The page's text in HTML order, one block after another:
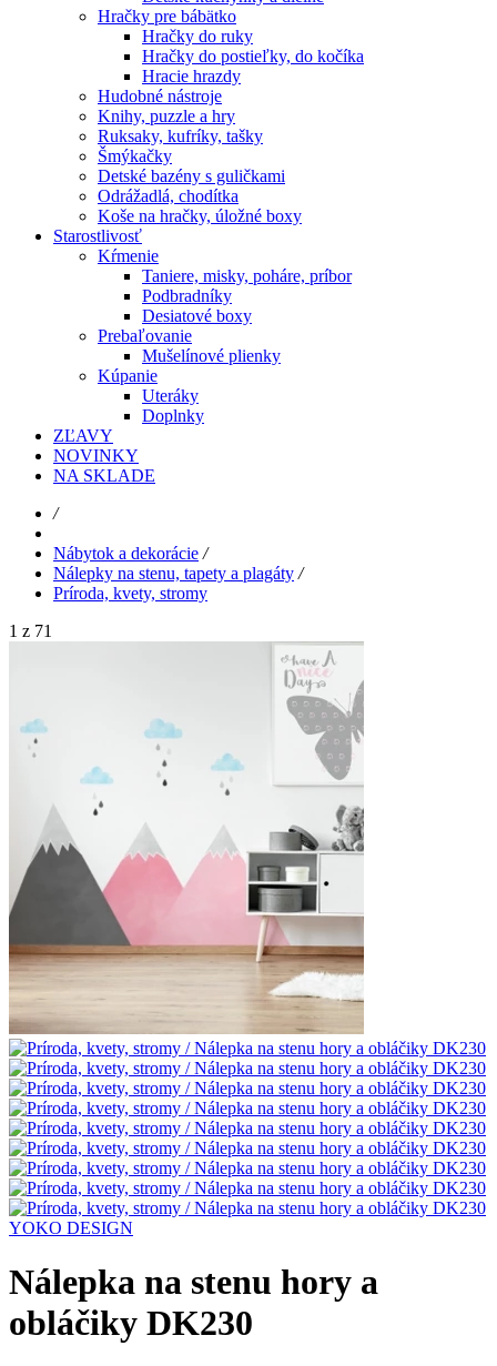
Hračky pre bábätko
Hračky do ruky
Hračky do postieľky, do kočíka
Hracie hrazdy
Hudobné nástroje
Knihy, puzzle a hry
Ruksaky, kufríky, tašky
Šmýkačky
Detské bazény s guličkami
Odrážadlá, chodítka
Koše na hračky, úložné boxy
Starostlivosť
Kŕmenie
Taniere, misky, poháre, príbor
Podbradníky
Desiatové boxy
Prebaľovanie
Mušelínové plienky
Kúpanie
Uteráky
Doplnky
ZĽAVY
NOVINKY
NA SKLADE
/
Nábytok a dekorácie /
Nálepky na stenu, tapety a plagáty /
Príroda, kvety, stromy
1 z 71
YOKO DESIGN
Nálepka na stenu hory a
obláčiky DK230